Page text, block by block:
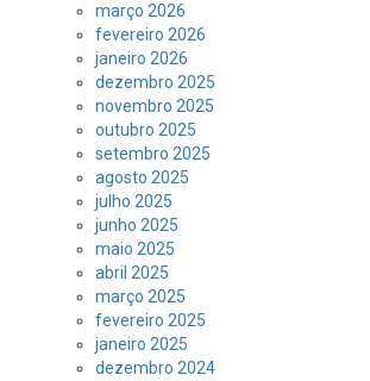
março 2026
fevereiro 2026
janeiro 2026
dezembro 2025
novembro 2025
outubro 2025
setembro 2025
agosto 2025
julho 2025
junho 2025
maio 2025
abril 2025
março 2025
fevereiro 2025
janeiro 2025
dezembro 2024